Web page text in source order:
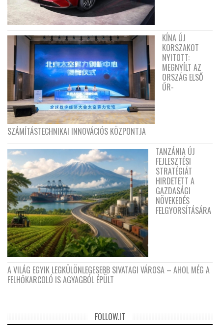
KÍNA ÚJ
KORSZAKOT
NYITOTT:
MEGNYÍLT AZ
ORSZÁG ELSŐ
ŰR-
SZÁMÍTÁSTECHNIKAI INNOVÁCIÓS KÖZPONTJA
TANZÁNIA ÚJ
FEJLESZTÉSI
STRATÉGIÁT
HIRDETETT A
GAZDASÁGI
NÖVEKEDÉS
FELGYORSÍTÁSÁRA
A VILÁG EGYIK LEGKÜLÖNLEGESEBB SIVATAGI VÁROSA – AHOL MÉG A
FELHŐKARCOLÓ IS AGYAGBÓL ÉPÜLT
FOLLOW.IT